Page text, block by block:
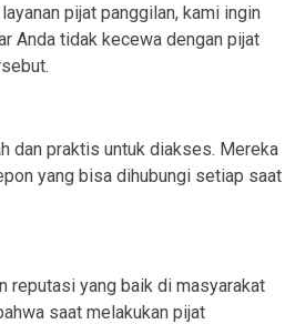
pijat panggilan, kami ingin
Anda tidak kecewa dengan pijat
dan praktis untuk diakses. Mereka
yang bisa dihubungi setiap saat
reputasi yang baik di masyarakat
saat melakukan pijat